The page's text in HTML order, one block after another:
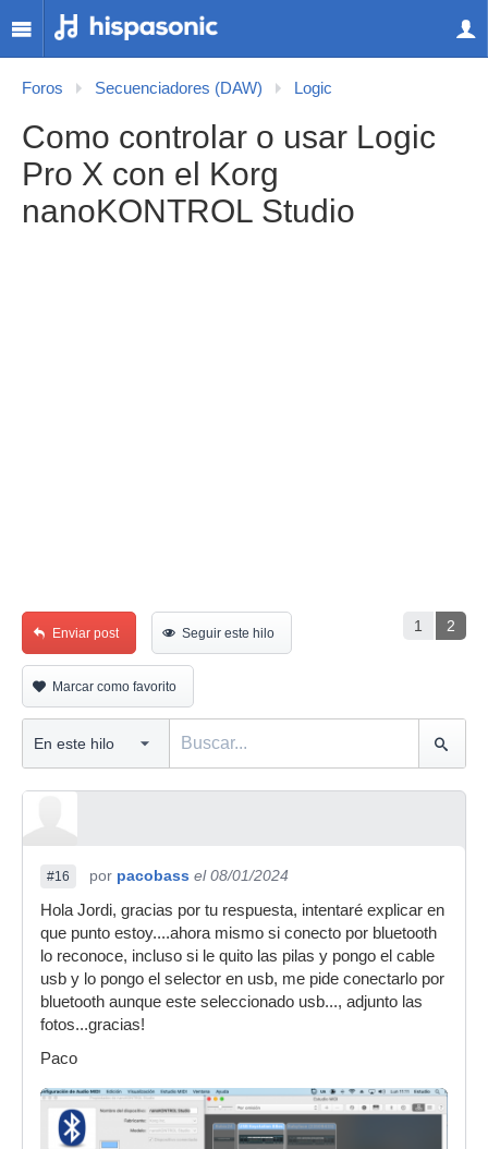
Foros Secuenciadores (DAW) Logic
Como controlar o usar Logic
Pro X con el Korg
nanoKONTROL Studio
1 2
Enviar post Seguir este hilo
Marcar como favorito
#16 por pacobass el 08/01/2024
Hola Jordi, gracias por tu respuesta, intentaré explicar en
que punto estoy....ahora mismo si conecto por bluetooth
lo reconoce, incluso si le quito las pilas y pongo el cable
usb y lo pongo el selector en usb, me pide conectarlo por
bluetooth aunque este seleccionado usb..., adjunto las
fotos...gracias!
Paco